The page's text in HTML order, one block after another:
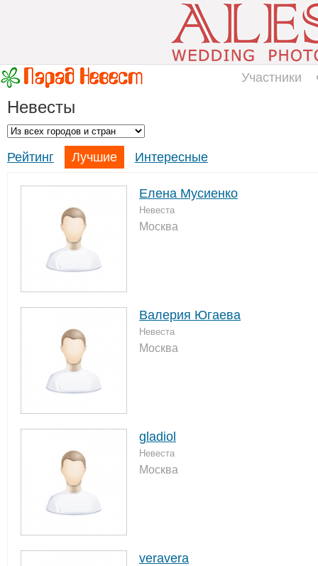
Участники
Невесты
Рейтинг Лучшие Интересные
Елена Мусиенко
Невеста
Москва
Валерия Югаева
Невеста
Москва
gladiol
Невеста
Москва
veravera